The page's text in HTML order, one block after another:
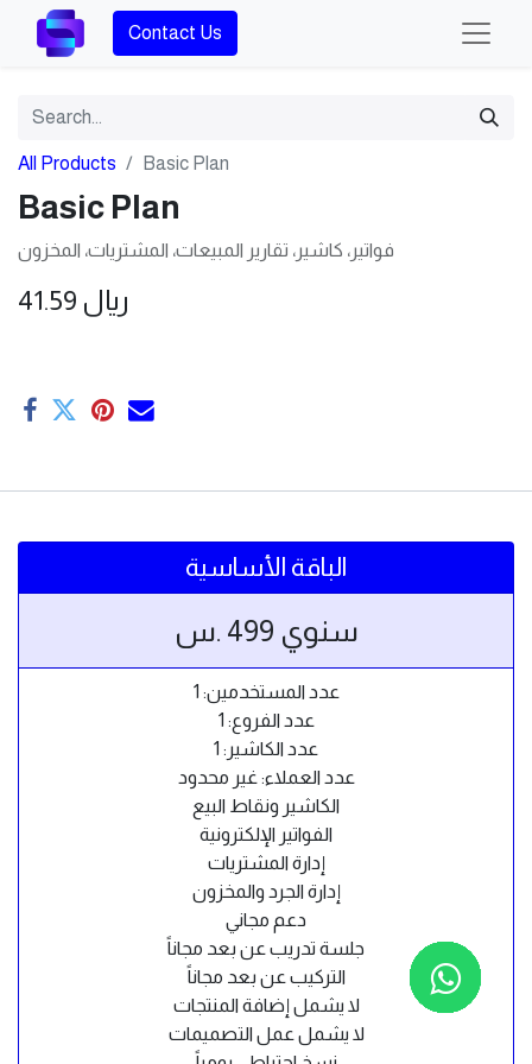
Contact Us
All Products Basic Plan
Basic Plan
فواتير، كاشير، تقارير المبيعات، المشتريات، المخزون
41.59 ريال
الباقة الأساسية
سنوي 499 .س
عدد المستخدمين: 1
عدد الفروع: 1
عدد الكاشير: 1
عدد العملاء: غير محدود
الكاشير ونقاط البيع
الفواتير الإلكترونية
إدارة المشتريات
إدارة الجرد والمخزون
دعم مجاني
جلسة تدريب عن بعد مجاناً
التركيب عن بعد مجاناً
لا يشمل إضافة المنتجات
لا يشمل عمل التصميمات